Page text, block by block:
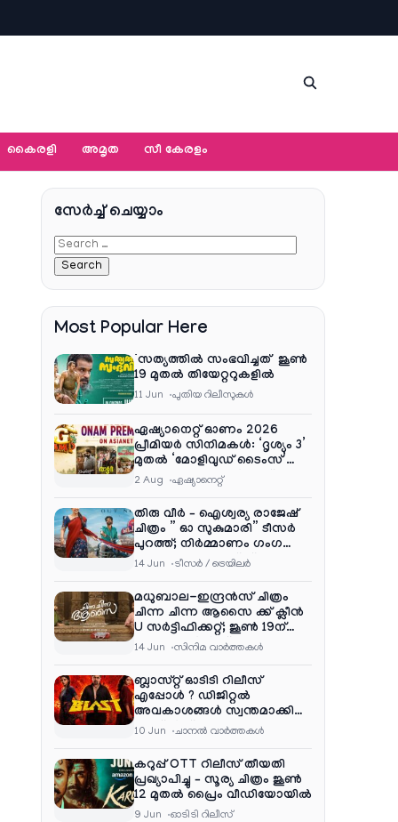
കൈരളി അമൃത സീ കേരളം
സേര്‍ച്ച്‌ ചെയ്യാം
Most Popular Here
‘സത്യത്തിൽ സംഭവിച്ചത്’ ജൂൺ
19 മുതൽ തിയേറ്ററുകളിൽ
11 Jun പുതിയ റിലീസുകള്‍
ഏഷ്യാനെറ്റ് ഓണം 2026
പ്രീമിയർ സിനിമകൾ: ‘ദൃശ്യം 3’
മുതൽ ‘മോളിവുഡ് ടൈംസ്’
വരെ ആഘോഷ വിരുന്ന്
2 Aug ഏഷ്യാനെറ്റ്‌
തിരു വീർ – ഐശ്വര്യ രാജേഷ്
ചിത്രം ” ഓ സുകുമാരി” ടീസർ
പുറത്ത്; നിർമ്മാണം ഗംഗ
എന്റർടൈൻമെന്റ്‌സ്
14 Jun ടീസര്‍ / ട്രെയിലര്‍
മധുബാല-ഇന്ദ്രൻസ് ചിത്രം
ചിന്ന ചിന്ന ആസൈ ക്ക് ക്ലീൻ
U സർട്ടിഫിക്കറ്റ്; ജൂൺ 19ന്
ആഗോള റിലീസ്
14 Jun സിനിമ വാര്‍ത്തകള്‍
ബ്ലാസ്റ്റ് ഓടിടി റിലീസ്
എപ്പോൾ ? ഡിജിറ്റൽ
അവകാശങ്ങൾ സ്വന്തമാക്കി
നെറ്റ്ഫ്ലിക്സ്
10 Jun ചാനല്‍ വാര്‍ത്തകള്‍
കറുപ്പ് OTT റിലീസ് തീയതി
പ്രഖ്യാപിച്ചു – സൂര്യ ചിത്രം ജൂൺ
12 മുതൽ പ്രൈം വീഡിയോയിൽ
9 Jun ഓടിടി റിലീസ്